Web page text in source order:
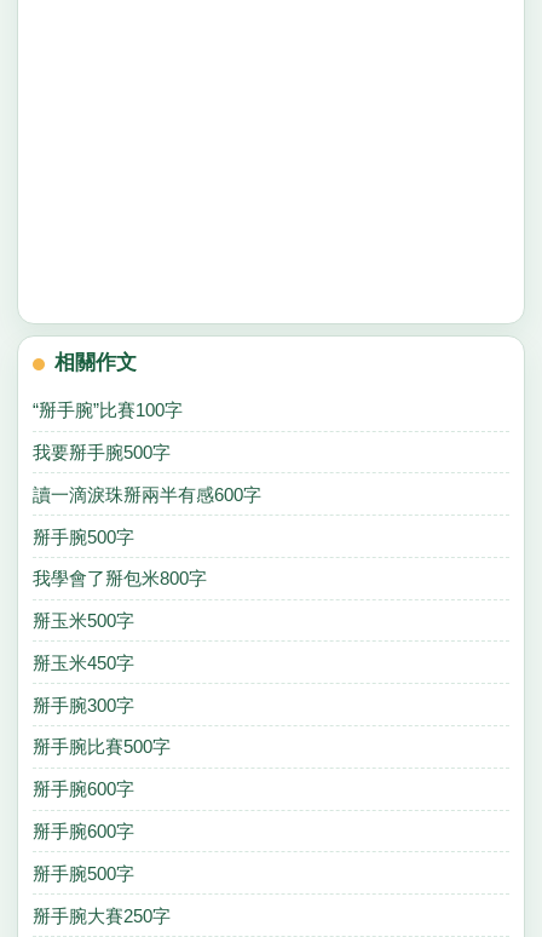
相關作文
“掰手腕”比賽100字
我要掰手腕500字
讀一滴淚珠掰兩半有感600字
掰手腕500字
我學會了掰包米800字
掰玉米500字
掰玉米450字
掰手腕300字
掰手腕比賽500字
掰手腕600字
掰手腕600字
掰手腕500字
掰手腕大賽250字